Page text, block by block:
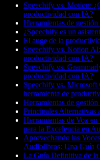
Speechify vs. Motion:
productividad con IA?
Herramientas de
¿Speechify es un
El auge de la
Speechify vs. Notion
productividad con IA?
Speechify vs.
productividad con IA?
Speechify vs. Microsoft
herramienta de
Herramientas de
Principales Alternativas
Herramientas de Voz
para la Excelencia en
Aprovechando las
Audiolibros: Una Guía
La Guía Definitiva de la